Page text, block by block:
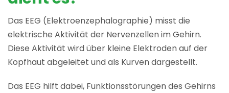
Das EEG (Elektroenzephalographie) misst die
elektrische Aktivität der Nervenzellen im Gehirn.
Diese Aktivität wird über kleine Elektroden auf der
Kopfhaut abgeleitet und als Kurven dargestellt.
Das EEG hilft dabei, Funktionsstörungen des Gehirns